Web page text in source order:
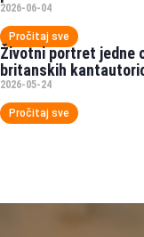
2026-06-04
Pročitaj sve
Životni portret jedne
britanskih
2026-05-24
Pročitaj sve